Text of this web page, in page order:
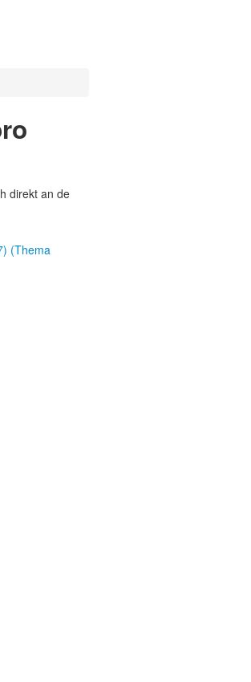
direkt an de
(Thema